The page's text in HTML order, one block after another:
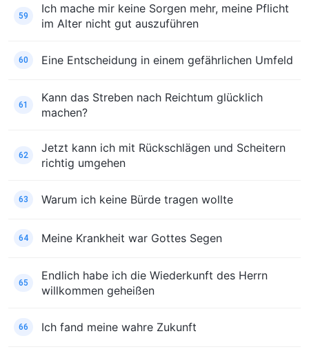
59
Ich mache mir keine Sorgen mehr, meine Pflicht
im Alter nicht gut auszuführen
60 Eine Entscheidung in einem gefährlichen Umfeld
61
Kann das Streben nach Reichtum glücklich
machen?
62
Jetzt kann ich mit Rückschlägen und Scheitern
richtig umgehen
63 Warum ich keine Bürde tragen wollte
64 Meine Krankheit war Gottes Segen
65
Endlich habe ich die Wiederkunft des Herrn
willkommen geheißen
66 Ich fand meine wahre Zukunft